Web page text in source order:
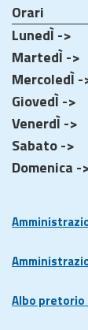
Orari
LunedÌ ->
MartedÌ ->
MercoledÌ -
GiovedÌ ->
VenerdÌ ->
Sabato ->
Domenica -
Albo pretorio